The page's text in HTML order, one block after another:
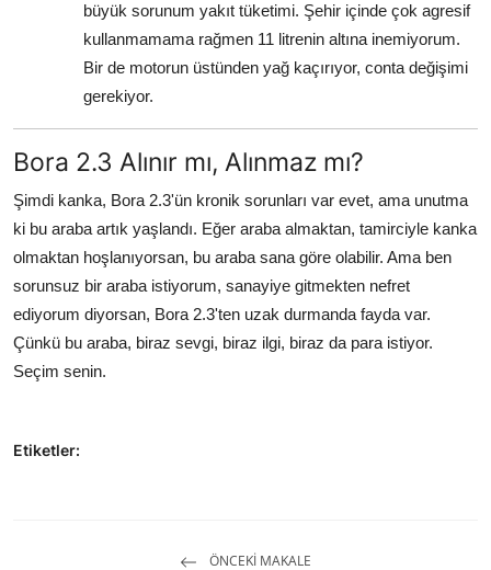
büyük sorunum yakıt tüketimi. Şehir içinde çok agresif
kullanmamama rağmen 11 litrenin altına inemiyorum.
Bir de motorun üstünden yağ kaçırıyor, conta değişimi
gerekiyor.
Bora 2.3 Alınır mı, Alınmaz mı?
Şimdi kanka, Bora 2.3'ün kronik sorunları var evet, ama unutma
ki bu araba artık yaşlandı. Eğer araba almaktan, tamirciyle kanka
olmaktan hoşlanıyorsan, bu araba sana göre olabilir. Ama ben
sorunsuz bir araba istiyorum, sanayiye gitmekten nefret
ediyorum diyorsan, Bora 2.3'ten uzak durmanda fayda var.
Çünkü bu araba, biraz sevgi, biraz ilgi, biraz da para istiyor.
Seçim senin.
Etiketler:
ÖNCEKI MAKALE